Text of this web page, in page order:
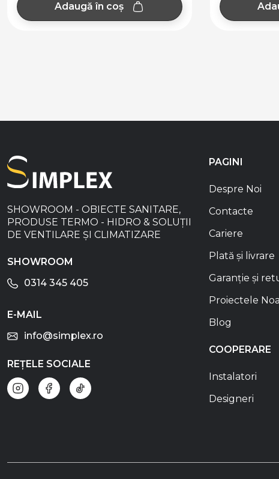
Adaugă în coș
SHOWROOM - OBIECTE SANITARE,
PRODUSE TERMO - HIDRO & SOLUȚII
DE VENTILARE ȘI CLIMATIZARE
SHOWROOM
0314 345 405
E-MAIL
info@simplex.ro
REȚELE SOCIALE
PAGINI
Despre Noi
Contacte
Cariere
Plată și livrare
Garanție și
Proiectele
Blog
COOPERARE
Instalatori
Designeri